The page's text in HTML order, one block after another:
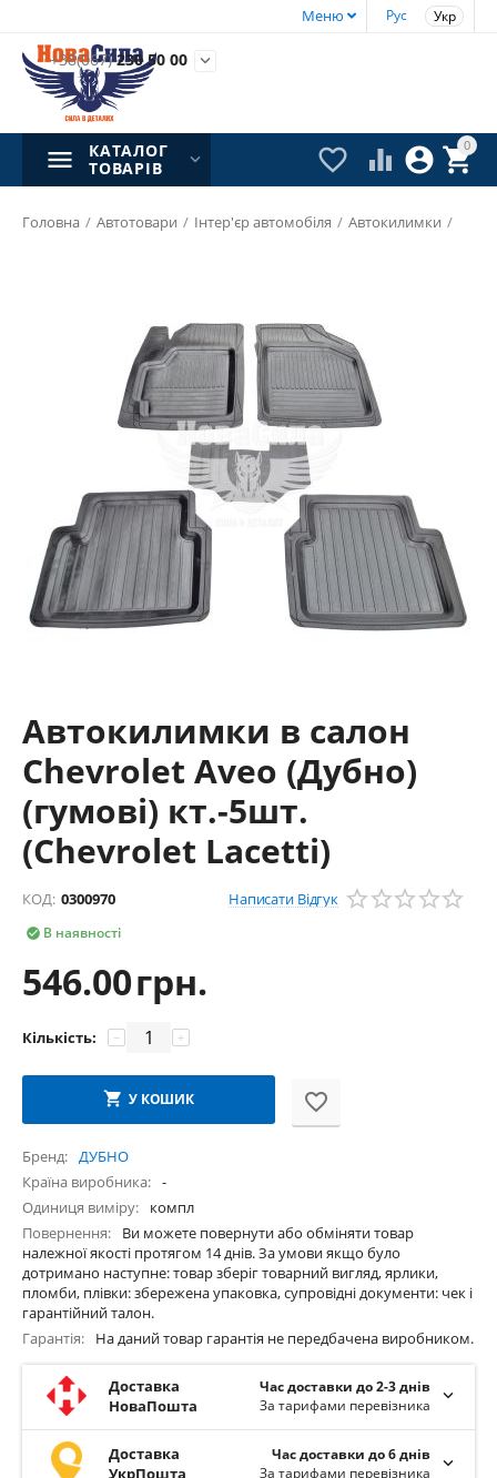
Рус Укр
Меню
+38(067)230 50 00 
0


 
КАТАЛОГ
ТОВАРІВ
Головна / Автотовари / Інтер'єр автомобіля / Автокилимки /
Автокилимки в салон
Chevrolet Aveo (Дубно)
(гумові) кт.-5шт.
(Chevrolet Lacetti)
КОД: 0300970 Написати Відгук
В наявності

546.00грн.
Кількість: +
−
У КОШИК
Бренд
ДУБНО
Країна виробника
-
Одиниця виміру
компл
Повернення
Ви можете повернути або обміняти товар
належної якості протягом 14 днів. За умови якщо було
дотримано наступне: товар зберіг товарний вигляд, ярлики,
пломби, плівки: збережена упаковка, супровідні документи: чек і
гарантійний талон.
Гарантія
На даний товар гарантія не передбачена виробником.
Доставка
НоваПошта
Час доставки до 2-3 днів
За тарифами перевізника
Доставка
УкрПошта
Час доставки до 6 днів
За тарифами перевізника